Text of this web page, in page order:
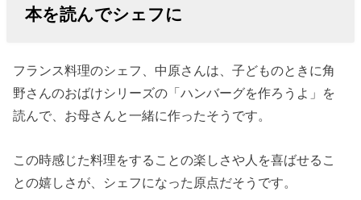
本を読んでシェフに
フランス料理のシェフ、中原さんは、子どものときに角
野さんのおばけシリーズの「ハンバーグを作ろうよ」を
読んで、お母さんと一緒に作ったそうです。
この時感じた料理をすることの楽しさや人を喜ばせるこ
との嬉しさが、シェフになった原点だそうです。